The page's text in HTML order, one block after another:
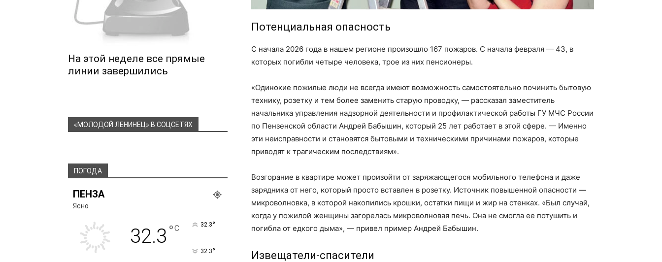
Потенциальная опасность
С начала 2026 года в нашем регионе произошло 167 пожаров. С начала февраля — 43, в
которых погибли четыре человека, трое из них пенсионеры.
«Одинокие пожилые люди не всегда имеют возможность самостоятельно починить бытовую
технику, розетку и тем более заменить старую проводку, — рассказал заместитель
начальника управления надзорной деятельности и профилактической работы ГУ МЧС России
по Пензенской области Андрей Бабышин, который 25 лет работает в этой сфере. — Именно
эти неисправности и становятся бытовыми и техническими причинами пожаров, которые
приводят к трагическим последствиям».
Возгорание в квартире может произойти от заряжающегося мобильного телефона и даже
зарядника от него, который просто вставлен в розетку. Источник повышенной опасности —
микроволновка, в которой накопились крошки, остатки пищи и жир на стенках. «Был случай,
когда у пожилой женщины загорелась микроволновая печь. Она не смогла ее потушить и
погибла от едкого дыма», — привел пример Андрей Бабышин.
Извещатели-спасители
На этой неделе все прямые
линии завершились
«МОЛОДОЙ ЛЕНИНЕЦ» В СОЦСЕТЯХ
ПОГОДА
ПЕНЗА
Ясно
32.3 °C 32.3°
32.3°